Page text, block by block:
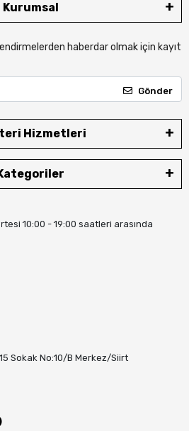
Kurumsal
haberdar olmak için kayıt
Gönder
Hizmetleri
10:00 - 19:00 saatleri arasında
Sokak No:10/B Merkez/Siirt